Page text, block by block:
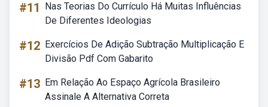
#11
Nas Teorias Do Currículo Há Muitas Influências
De Diferentes Ideologias
#12 Exercícios De Adição Subtração Multiplicação E
Divisão Pdf Com Gabarito
#13 Em Relação Ao Espaço Agrícola Brasileiro
Assinale A Alternativa Correta